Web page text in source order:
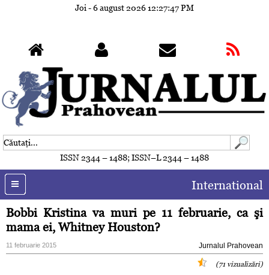
Joi - 6 august 202612:27:50 PM
ISSN 2344 – 1488; ISSN–L 2344 – 1488
International
Bobbi Kristina va muri pe 11 februarie, ca şi
mama ei, Whitney Houston?
11 februarie 2015 Jurnalul Prahovean
(71 vizualizări)